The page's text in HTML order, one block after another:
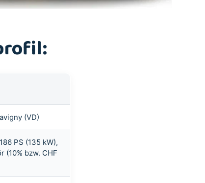
(VD)
PS (135 kW),
(10% bzw. CHF